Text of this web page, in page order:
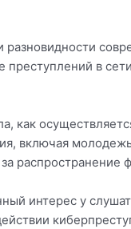
разновидности
преступлений в
как
включая
распространение
интерес у